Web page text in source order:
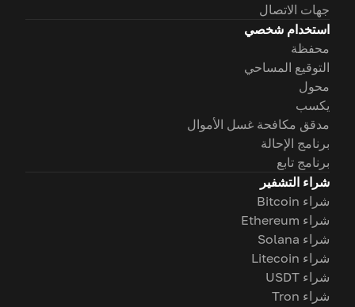
جهات الاتصال
استخدام شخصي
محفظة
التوقيع المساحي
محول
يكسب
مدقق مكافحة غسل الأموال
برنامج الإحالة
برنامج تابع
شراء التشفير
شراء Bitcoin
شراء Ethereum
شراء Solana
شراء Litecoin
شراء USDT
شراء Tron